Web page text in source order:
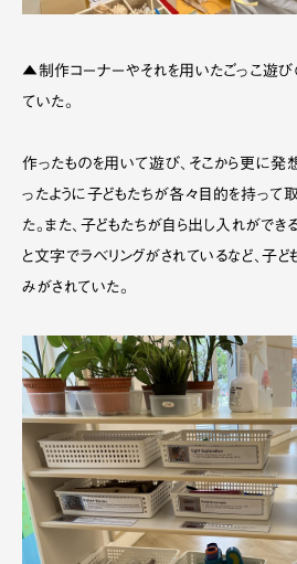
▲制作コーナーやそれを用いたごっこ遊び
ていた。
作ったものを用いて遊び、そこから更に発
ったように子どもたちが各々目的を持って
た。また、子どもたちが自ら出し入れがで
と文字でラベリングがされているなど、子
みがされていた。